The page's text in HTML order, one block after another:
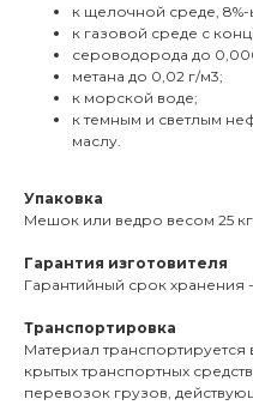
к щелочной среде,
к газовой среде с
сероводорода до
метана до 0,02 г/м3;
к морской воде;
к темным и светлым
маслу.
Упаковка
Мешок или ведро весом 25
Гарантия изготовителя
Гарантийный срок хранения
Транспортировка
Материал транспортируется
крытых транспортных
перевозок грузов,